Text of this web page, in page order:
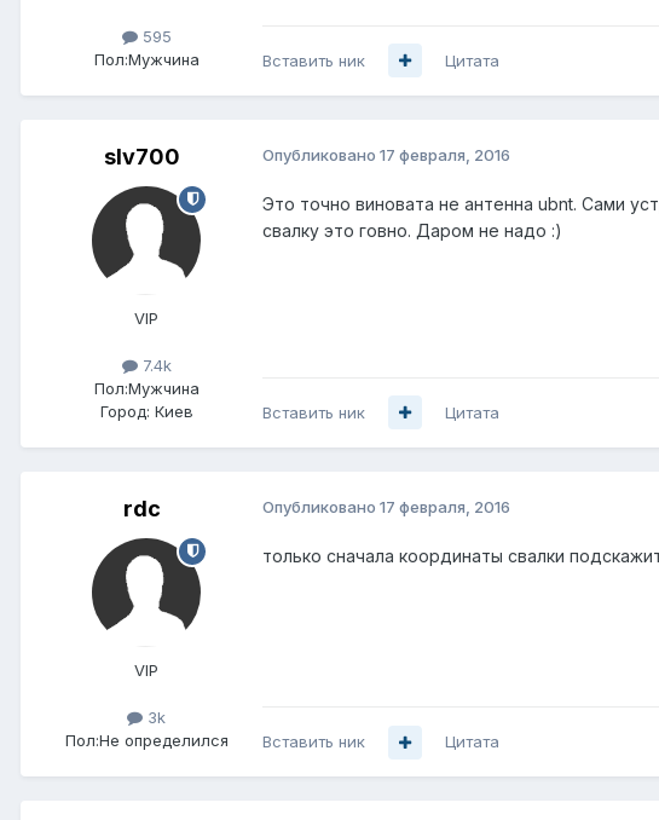
595
Пол:Мужчина Вставить ник Цитата
slv700
VIP
7.4k
Пол:Мужчина
Город: Киев
Опубликовано 17 февраля, 2016
Это точно виновата не антенна ubnt. Сами
свалку это говно. Даром не надо :)
Вставить ник Цитата
rdc
VIP
3k
Пол:Не определился
Опубликовано 17 февраля, 2016
только сначала координаты свалки
Вставить ник Цитата